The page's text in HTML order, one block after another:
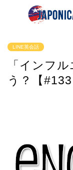
LINE英会話
「インフ
う？【#133